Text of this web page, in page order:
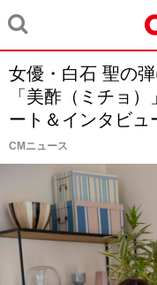
女優・白石 聖の
「美酢（ミチョ
ート＆インタビュ
CMニュース